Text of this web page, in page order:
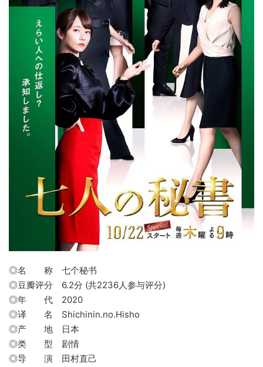
◎名 称 七个秘书
◎豆瓣评分 6.2分 (共2236人参与评分)
◎年 代 2020
◎译 名 Shichinin.no.Hisho
◎产 地 日本
◎类 型 剧情
◎导 演 田村直己